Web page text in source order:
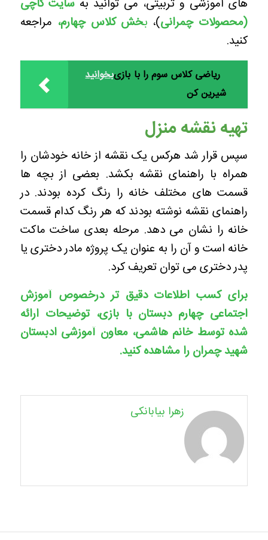
های آموزشی و تربیتی، می توانید به سایت کاچی
(محصولات چمرانی)، بخش کلاس چهارم، مراجعه
کنید.
بخوانیدریاضی کلاس سوم را با بازی
شیرین کن
تهیه نقشه منزل
سپس قرار شد هرکس یک نقشه از خانه خودشان را
همراه با راهنمای نقشه بکشد. بعضی از بچه ها
قسمت های مختلف خانه را رنگ کرده بودند. در
راهنمای نقشه نوشته بودند که هر رنگ کدام قسمت
خانه را نشان می دهد. مرحله بعدی ساخت ماکت
خانه است و آن را به عنوان یک پروژه مادر دختری یا
پدر دختری می توان تعریف کرد.
برای کسب اطلاعات دقیق تر درخصوص آموزش
اجتماعی چهارم دبستان با بازی، توضیحات ارائه
شده توسط خانم هاشمی، معاون آموزشی ادبستان
شهید چمران را مشاهده کنید.
زهرا بیابانکی